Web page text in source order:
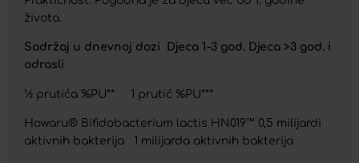
života.
Sadržaj u dnevnoj dozi Djeca 1-3 god. Djeca >3 god. i
odrasli
½ prutića %PU** 1 prutić %PU***
Howaru® Bifidobacterium lactis HN019™ 0,5 milijardi
aktivnih bakterija 1 milijarda aktivnih bakterija